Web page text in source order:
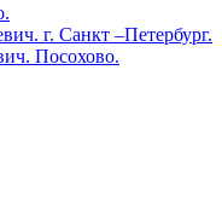
г. Санкт –Петербург.
Посохово.